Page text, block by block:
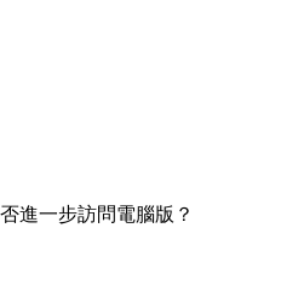
進一步訪問電腦版？